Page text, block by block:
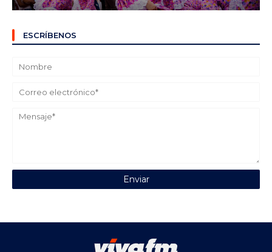
ESCRÍBENOS